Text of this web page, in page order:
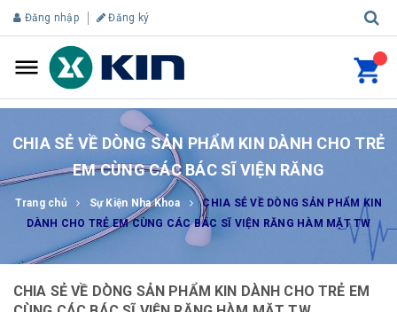
Đăng nhập Đăng ký
CHIA SẺ VỀ DÒNG SẢN PHẨM KIN DÀNH CHO TRẺ
EM CÙNG CÁC BÁC SĨ VIỆN RĂNG
Trang chủ Sự Kiện Nha Khoa
CHIA SẺ VỀ DÒNG SẢN PHẨM KIN
DÀNH CHO TRẺ EM CÙNG CÁC BÁC SĨ VIỆN RĂNG HÀM MẶT TW
CHIA SẺ VỀ DÒNG SẢN PHẨM KIN DÀNH CHO TRẺ EM